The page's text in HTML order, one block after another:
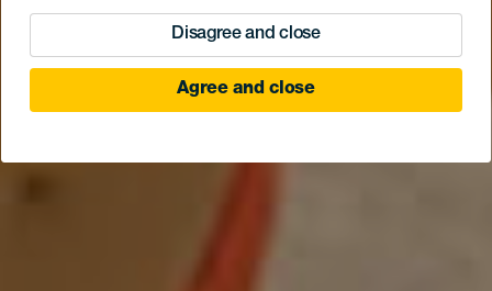
Disagree and close
Agree and close